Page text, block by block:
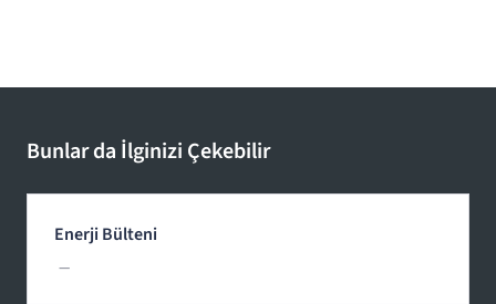
Bunlar da İlginizi Çekebilir
Enerji Bülteni
—